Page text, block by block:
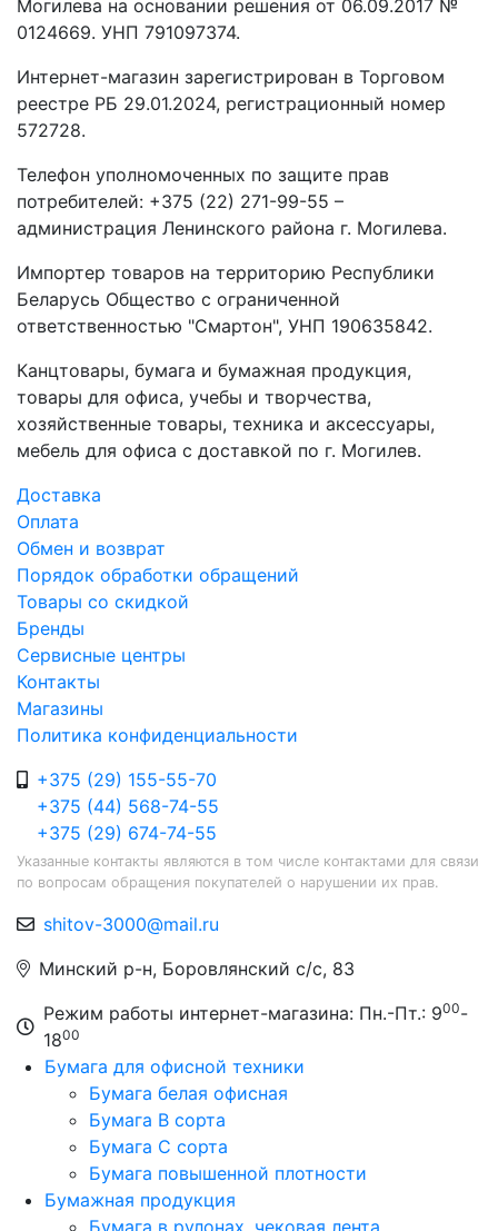
Могилева на основании решения от 06.09.2017 №
0124669. УНП 791097374.
Интернет-магазин зарегистрирован в Торговом
реестре РБ 29.01.2024, регистрационный номер
572728.
Телефон уполномоченных по защите прав
потребителей: +375 (22) 271-99-55 –
администрация Ленинского района г. Могилева.
Импортер товаров на территорию Республики
Беларусь Общество с ограниченной
ответственностью "Смартон", УНП 190635842.
Канцтовары, бумага и бумажная продукция,
товары для офиса, учебы и творчества,
хозяйственные товары, техника и аксессуары,
мебель для офиса с доставкой по г. Могилев.
Доставка
Оплата
Обмен и возврат
Порядок обработки обращений
Товары со скидкой
Бренды
Сервисные центры
Контакты
Магазины
Политика конфиденциальности
+375 (29) 155-55-70
+375 (44) 568-74-55
+375 (29) 674-74-55
Указанные контакты являются в том числе контактами для связи
по вопросам обращения покупателей о нарушении их прав.
shitov-3000@mail.ru
Минский р-н, Боровлянский с/с, 83
Режим работы интернет-магазина: Пн.-Пт.: 900-
1800
Бумага для офисной техники
Бумага белая офисная
Бумага B сорта
Бумага C сорта
Бумага повышенной плотности
Бумажная продукция
Бумага в рулонах, чековая лента,